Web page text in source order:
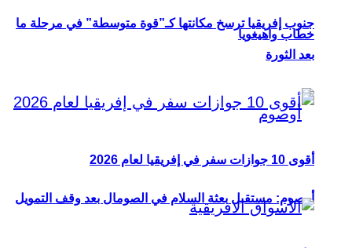
خطاب واهيغويا
أوصوم: مستقبل بعثة السلام في الصومال بعد وقف التمويل
جنوب إفريقيا ترسخ مكانتها كـ”قوة متوسطة” في مرحلة ما
بعد الثورة
أقوى 10 جوازات سفر في إفريقيا لعام 2026